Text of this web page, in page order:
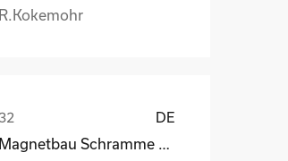
R.Kokemohr
DE
Magnetbau Schramme GmbH&Co.KG